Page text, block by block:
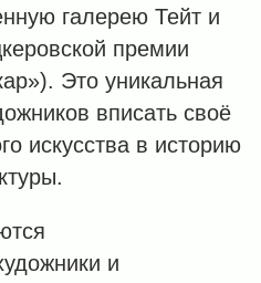
галерею Тейт и
премии
Это уникальная
вписать своё
искусства в историю
и